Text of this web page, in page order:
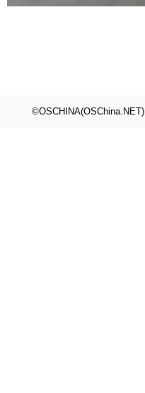
©OSCHINA(OSChina.NET)